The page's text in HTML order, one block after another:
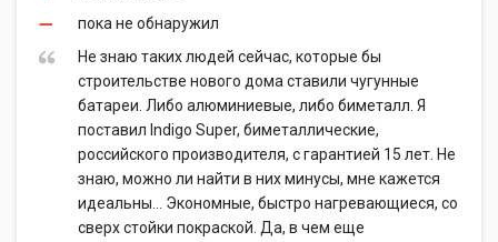
пока не обнаружил
Не знаю таких людей сейчас, которые бы
строительстве нового дома ставили чугунные
батареи. Либо алюминиевые, либо биметалл. Я
поставил Indigo Super, биметаллические,
российского производителя, с гарантией 15 лет. Не
знаю, можно ли найти в них минусы, мне кажется
идеальны… Экономные, быстро нагревающиеся, со
сверх стойки покраской. Да, в чем еще